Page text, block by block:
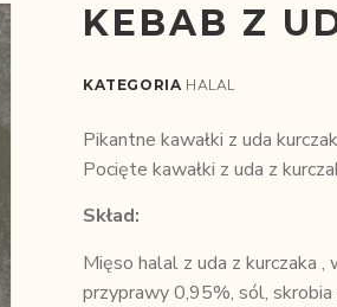
KEBAB Z
KATEGORIA HALAL
Pikantne kawałki z uda
Pocięte kawałki z uda z
Skład:
Mięso halal z uda z kurczaka
przyprawy 0,95%, sól,